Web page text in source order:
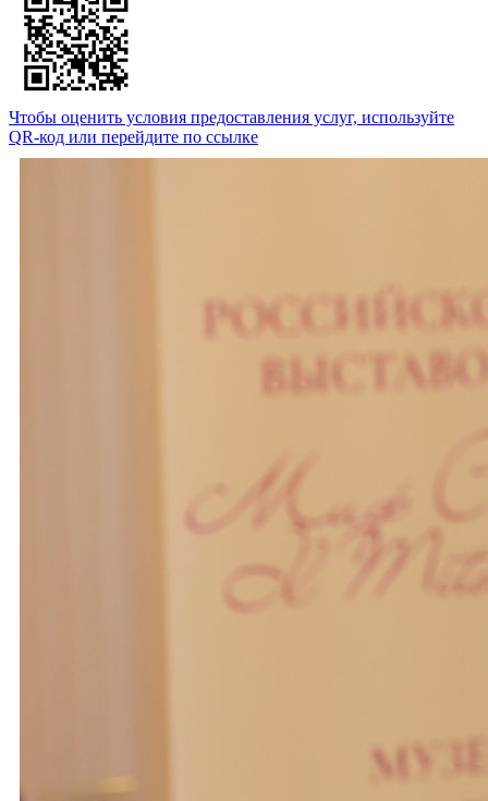
Чтобы оценить условия предоставления услуг, используйте
QR-код или перейдите по ссылке